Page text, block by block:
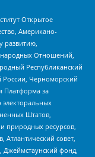
Открытое
Американо-
развитию,
Отношений,
Республиканский
России, Черноморский
Платформа за
Штатов,
природных ресурсов,
Атлантический совет,
Джеймстаунский фонд,